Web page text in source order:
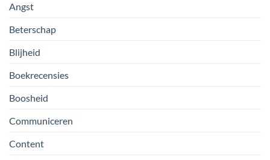
Angst
Beterschap
Blijheid
Boekrecensies
Boosheid
Communiceren
Content